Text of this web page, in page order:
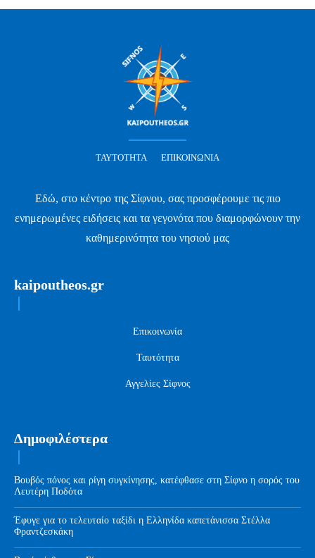
ΤΑΥΤΌΤΗΤΑ ΕΠΙΚΟΙΝΩΝΊΑ
Εδώ, στο κέντρο της Σίφνου, σας προσφέρουμε τις πιο
ενημερωμένες ειδήσεις και τα γεγονότα που διαμορφώνουν την
καθημερινότητα του νησιού μας
kaipoutheos.gr
Επικοινωνία
Ταυτότητα
Αγγελίες Σίφνος
Δημοφιλέστερα
Βουβός πόνος και ρίγη συγκίνησης, κατέφθασε στη Σίφνο η σορός του
Λευτέρη Ποδότα
Έφυγε για το τελευταίο ταξίδι η Ελληνίδα καπετάνισσα Στέλλα
Φραντζεσκάκη